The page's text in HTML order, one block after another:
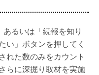
るいは「続報を知り
い」ボタンを押してく
れた数のみをカウント
らに深掘り取材を実施